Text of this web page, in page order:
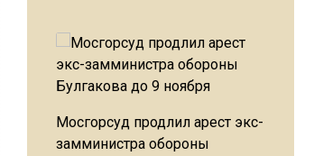
Мосгорсуд продлил арест экс-
замминистра обороны